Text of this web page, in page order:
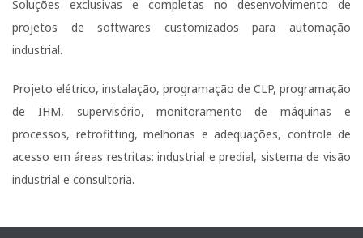
Soluções exclusivas e completas no desenvolvimento de
projetos de softwares customizados para automação
industrial.
Projeto elétrico, instalação, programação de CLP, programação
de IHM, supervisório, monitoramento de máquinas e
processos, retrofitting, melhorias e adequações, controle de
acesso em áreas restritas: industrial e predial, sistema de visão
industrial e consultoria.